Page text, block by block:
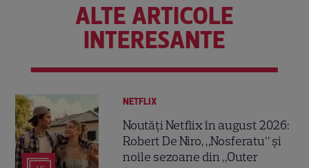
ALTE ARTICOLE
INTERESANTE
NETFLIX
Noutăți Netflix în august 2026:
Robert De Niro, „Nosferatu” și
noile sezoane din „Outer